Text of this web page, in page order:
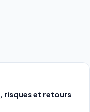
risques et retours